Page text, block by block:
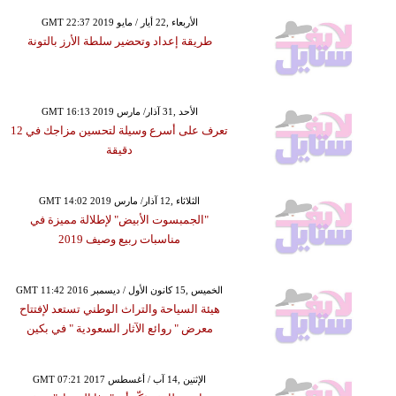
GMT 22:37 2019 الأربعاء ,22 أيار / مايو
طريقة إعداد وتحضير سلطة الأرز بالتونة
GMT 16:13 2019 الأحد ,31 آذار/ مارس
تعرف على أسرع وسيلة لتحسين مزاجك في 12
دقيقة
GMT 14:02 2019 الثلاثاء ,12 آذار/ مارس
"الجمبسوت الأبيض" لإطلالة مميزة في
مناسبات ربيع وصيف 2019
GMT 11:42 2016 الخميس ,15 كانون الأول / ديسمبر
هيئة السياحة والتراث الوطني تستعد لإفتتاح
معرض " روائع الآثار السعودية " في بكين
GMT 07:21 2017 الإثنين ,14 آب / أغسطس